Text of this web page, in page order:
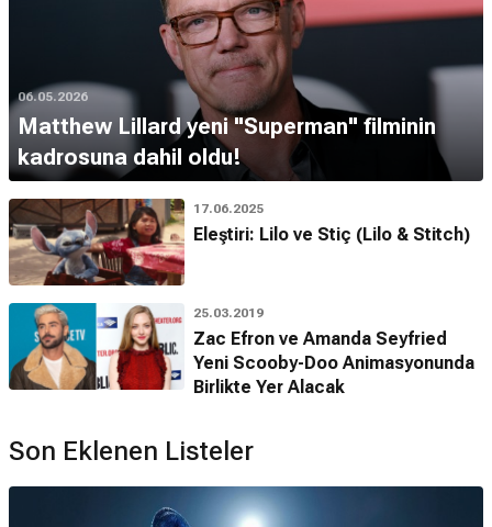
06.05.2026
Matthew Lillard yeni "Superman" filminin
kadrosuna dahil oldu!
17.06.2025
Eleştiri: Lilo ve Stiç (Lilo & Stitch)
25.03.2019
Zac Efron ve Amanda Seyfried
Yeni Scooby-Doo Animasyonunda
Birlikte Yer Alacak
Son Eklenen Listeler